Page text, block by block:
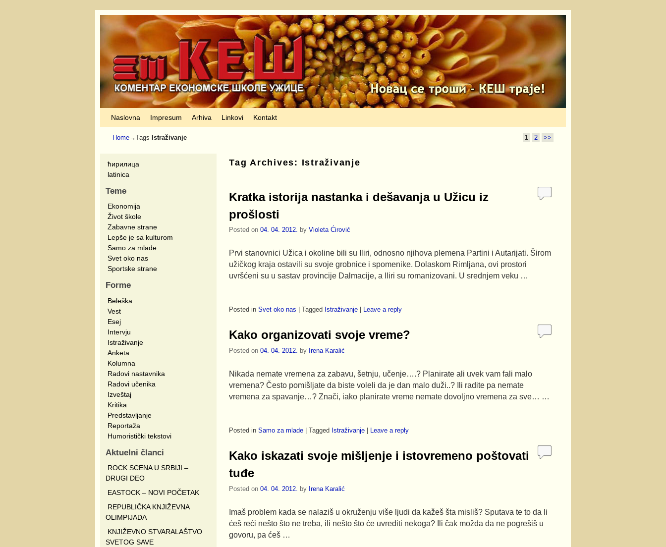
Naslovna Impresum Arhiva Linkovi Kontakt
Home→Tags Istraživanje 1 2 >>
ћирилица
latinica
Teme
Ekonomija
Život škole
Zabavne strane
Lepše je sa kulturom
Samo za mlade
Svet oko nas
Sportske strane
Forme
Beleška
Vest
Esej
Intervju
Istraživanje
Anketa
Kolumna
Radovi nastavnika
Radovi učenika
Izveštaj
Kritika
Predstavljanje
Reportaža
Humoristički tekstovi
Aktuelni članci
ROCK SCENA U SRBIJI –
DRUGI DEO
EASTOCK – NOVI POČETAK
REPUBLIČKA KNJIŽEVNA
OLIMPIJADA
KNJIŽEVNO STVARALAŠTVO
SVETOG SAVE
Tag Archives: Istraživanje
Kratka istorija nastanka i dešavanja u Užicu iz
prošlosti
Posted on 04. 04. 2012. by Violeta Ćirović
Prvi stanovnici Užica i okoline bili su Iliri, odnosno njihova plemena Partini i Autarijati. Širom
užičkog kraja ostavili su svoje grobnice i spomenike. Dolaskom Rimljana, ovi prostori
uvršćeni su u sastav provincije Dalmacije, a Iliri su romanizovani. U srednjem veku …
Posted in Svet oko nas Tagged Istraživanje Leave a reply
Kako organizovati svoje vreme?
Posted on 04. 04. 2012. by Irena Karalić
Nikada nemate vremena za zabavu, šetnju, učenje….? Planirate ali uvek vam fali malo
vremena? Često pomišljate da biste voleli da je dan malo duži..? Ili radite pa nemate
vremena za spavanje…? Znači, iako planirate vreme nemate dovoljno vremena za sve… …
Posted in Samo za mlade Tagged Istraživanje Leave a reply
Kako iskazati svoje mišljenje i istovremeno poštovati
tuđe
Posted on 04. 04. 2012. by Irena Karalić
Imaš problem kada se nalaziš u okruženju više ljudi da kažeš šta misliš? Sputava te to da li
ćeš reći nešto što ne treba, ili nešto što će uvrediti nekoga? Ili čak možda da ne pogrešiš u
govoru, pa ćeš …